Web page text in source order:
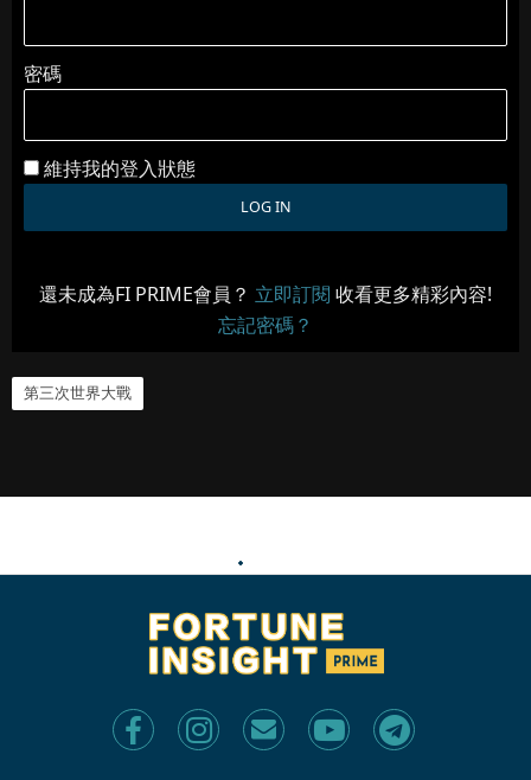
密碼
維持我的登入狀態
還未成為FI PRIME會員？ 立即訂閱 收看更多精彩內容!
忘記密碼？
第三次世界大戰